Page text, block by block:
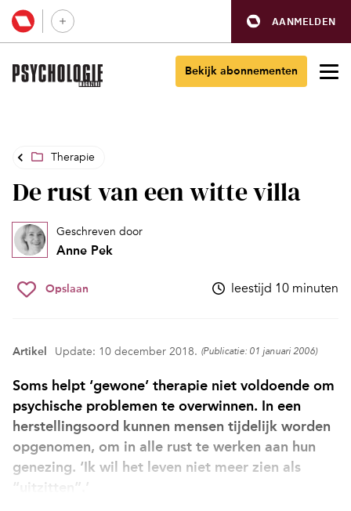
AANMELDEN
Bekijk abonnementen
Therapie
De rust van een witte villa
Geschreven door
Anne Pek
Opslaan leestijd 10 minuten
Artikel Update: 10 december 2018. (Publicatie: 01 januari 2006)
Soms helpt ‘gewone’ therapie niet voldoende om
psychische problemen te overwinnen. In een
herstellingsoord kunnen mensen tijdelijk worden
opgenomen, om in alle rust te werken aan hun
genezing. ‘Ik wil het leven niet meer zien als
“uitzitten”.’